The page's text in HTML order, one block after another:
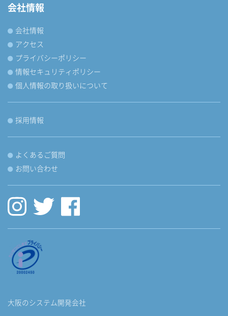
会社情報
会社情報
アクセス
プライバシーポリシー
情報セキュリティポリシー
個人情報の取り扱いについて
採用情報
よくあるご質問
お問い合わせ
大阪のシステム開発会社